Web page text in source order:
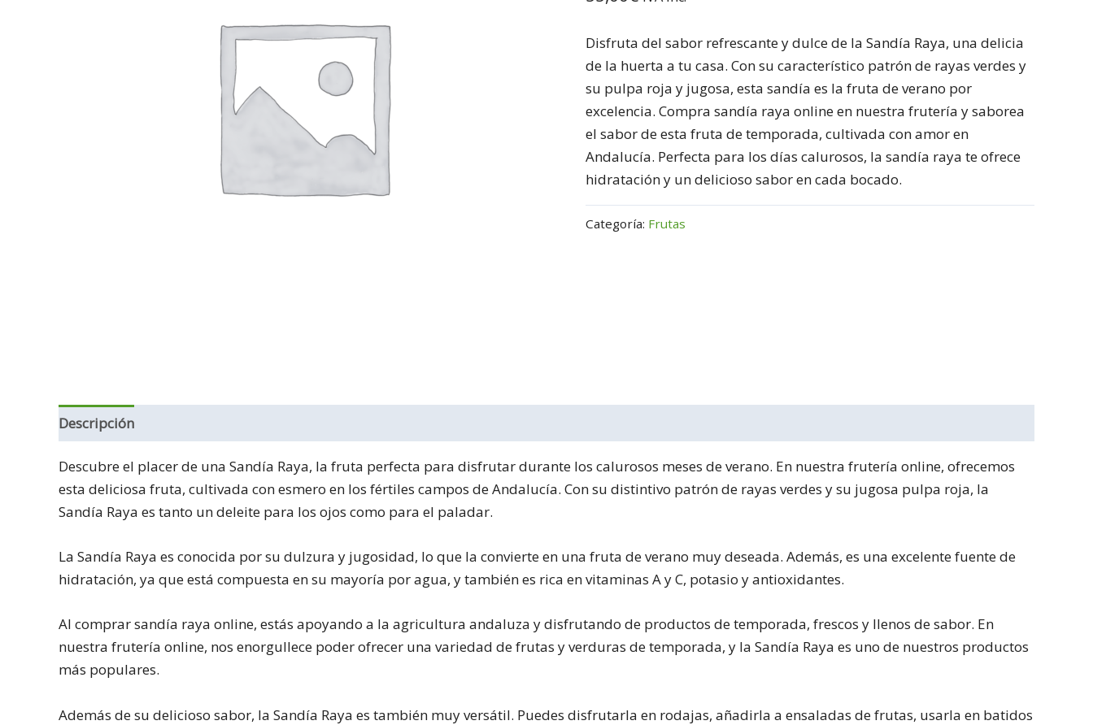
Disfruta del sabor refrescante y dulce de la Sandía Raya, una delicia
de la huerta a tu casa. Con su característico patrón de rayas verdes y
su pulpa roja y jugosa, esta sandía es la fruta de verano por
excelencia. Compra sandía raya online en nuestra frutería y saborea
el sabor de esta fruta de temporada, cultivada con amor en
Andalucía. Perfecta para los días calurosos, la sandía raya te ofrece
hidratación y un delicioso sabor en cada bocado.
Categoría: Frutas
Descripción
Descubre el placer de una Sandía Raya, la fruta perfecta para disfrutar durante los calurosos meses de verano. En nuestra frutería online, ofrecemos
esta deliciosa fruta, cultivada con esmero en los fértiles campos de Andalucía. Con su distintivo patrón de rayas verdes y su jugosa pulpa roja, la
Sandía Raya es tanto un deleite para los ojos como para el paladar.
La Sandía Raya es conocida por su dulzura y jugosidad, lo que la convierte en una fruta de verano muy deseada. Además, es una excelente fuente de
hidratación, ya que está compuesta en su mayoría por agua, y también es rica en vitaminas A y C, potasio y antioxidantes.
Al comprar sandía raya online, estás apoyando a la agricultura andaluza y disfrutando de productos de temporada, frescos y llenos de sabor. En
nuestra frutería online, nos enorgullece poder ofrecer una variedad de frutas y verduras de temporada, y la Sandía Raya es uno de nuestros productos
más populares.
Además de su delicioso sabor, la Sandía Raya es también muy versátil. Puedes disfrutarla en rodajas, añadirla a ensaladas de frutas, usarla en batidos